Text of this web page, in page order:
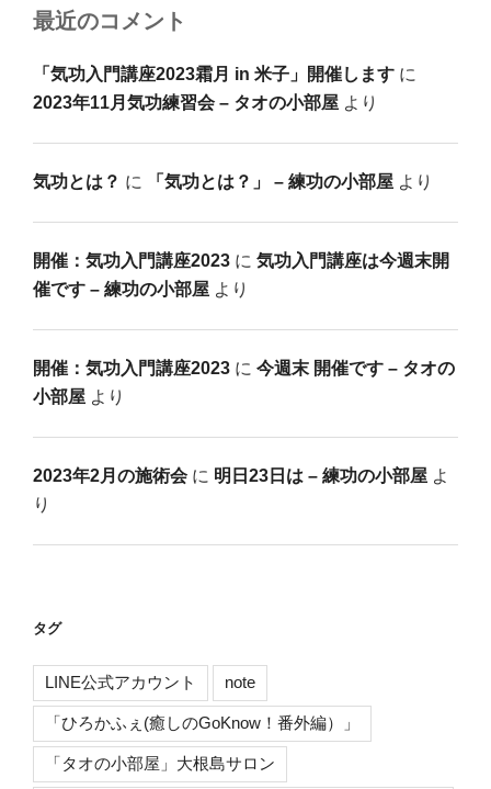
最近のコメント
「気功入門講座2023霜月 in 米子」開催します に
2023年11月気功練習会 – タオの小部屋 より
気功とは？ に 「気功とは？」 – 練功の小部屋 より
開催：気功入門講座2023 に 気功入門講座は今週末開
催です – 練功の小部屋 より
開催：気功入門講座2023 に 今週末 開催です – タオの
小部屋 より
2023年2月の施術会 に 明日23日は – 練功の小部屋 よ
り
タグ
LINE公式アカウント note
「ひろかふぇ(癒しのGoKnow！番外編）」
「タオの小部屋」大根島サロン